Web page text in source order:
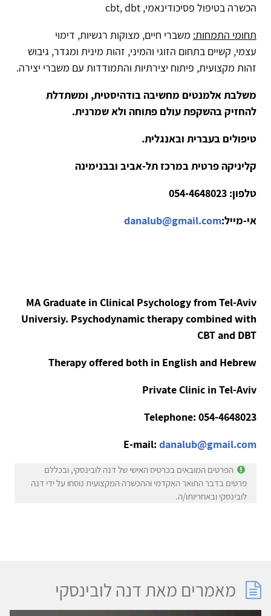
הכשרה בטיפול פסיכודינאמי, cbt, dbt
תחומי התמחות: משברי חיים, מצוקות רגשיות, דימוי
עצמי, קשיים בתחום הזוגי והמיני, זהות מינית ומגדר, גיבוש
זהות מקצועית, פיתוח יצירתיות והתמודדות עם משברי יצירה.
משלבת אלמנטים מחשיבה בודהיסטית, ומשתדלת
להחזיק בהשקפת עולם פתוחה ולא שמרנית.
טיפולים בעברית ובאנגלית.
קליניקה פרטית במרכז תל-אביב ובבנימינה
טלפון: 054-4648023
אי-מייל:danalub@gmail.com
MA Graduate in Clinical Psychology from Tel-Aviv
Universiy. Psychodynamic therapy combined with
CBT and DBT
Therapy offered both in English and Hebrew
Private Clinic in Tel-Aviv
Telephone: 054-4648023
E-mail:danalub@gmail.com
הפרטים המובאים בכרטיס האישי של דנה לובינסקי, ובכללם
פרטים בדבר התואר האקדמי וההכשרה המקצועית נוסחו על ידי דנה
לובינסקי ובאחריותו/ה.
מאמרים מאת דנה לובינסקי